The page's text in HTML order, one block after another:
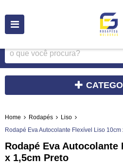
Home Rodapés
Liso
Rodapé Eva Autocolante Flexível Liso 10cm
Rodapé Eva
x 1,5cm Preto